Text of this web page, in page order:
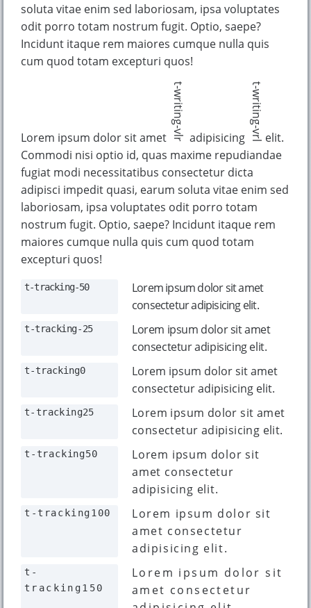
soluta vitae enim sed laboriosam, ipsa voluptates
odit porro totam nostrum fugit. Optio, saepe?
Incidunt itaque rem maiores cumque nulla quis
cum quod totam excepturi quos!
Lorem ipsum dolor sit amet t-writing-vlr adipisicing t-writing-vrl elit.
Commodi nisi optio id, quas maxime repudiandae
fugiat modi necessitatibus consectetur dicta
adipisci impedit quasi, earum soluta vitae enim sed
laboriosam, ipsa voluptates odit porro totam
nostrum fugit. Optio, saepe? Incidunt itaque rem
maiores cumque nulla quis cum quod totam
excepturi quos!
t-tracking-50
Lorem ipsum dolor sit amet
consectetur adipisicing elit.
t-tracking-25
Lorem ipsum dolor sit amet
consectetur adipisicing elit.
t-tracking0
Lorem ipsum dolor sit amet
consectetur adipisicing elit.
t-tracking25
Lorem ipsum dolor sit amet
consectetur adipisicing elit.
t-tracking50
Lorem ipsum dolor sit
amet consectetur
adipisicing elit.
t-tracking100
Lorem ipsum dolor sit
amet consectetur
adipisicing elit.
t-
tracking150
Lorem ipsum dolor sit
amet consectetur